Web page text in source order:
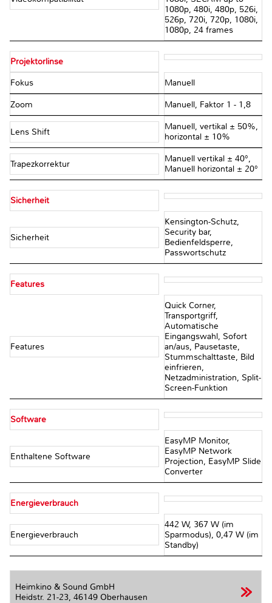
1080p, 480i, 480p, 526i,
526p, 720i, 720p, 1080i,
1080p, 24 frames
Projektorlinse
Fokus Manuell
Zoom Manuell, Faktor 1 - 1,8
Lens Shift
Manuell, vertikal ± 50%,
horizontal ± 10%
Trapezkorrektur
Manuell vertikal ± 40°,
Manuell horizontal ± 20°
Sicherheit
Sicherheit
Kensington-Schutz,
Security bar,
Bedienfeldsperre,
Passwortschutz
Features
Features
Quick Corner,
Transportgriff,
Automatische
Eingangswahl, Sofort
an/aus, Pausetaste,
Stummschalttaste, Bild
einfrieren,
Netzadministration, Split-
Screen-Funktion
Software
Enthaltene Software
EasyMP Monitor,
EasyMP Network
Projection, EasyMP Slide
Converter
Energieverbrauch
Energieverbrauch
442 W, 367 W (im
Sparmodus), 0,47 W (im
Standby)
Heimkino & Sound GmbH
Heidstr. 21-23, 46149 Oberhausen